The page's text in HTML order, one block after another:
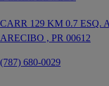
CARR 129 KM 0.7 ESQ.
ARECIBO , PR 00612
(787) 680-0029